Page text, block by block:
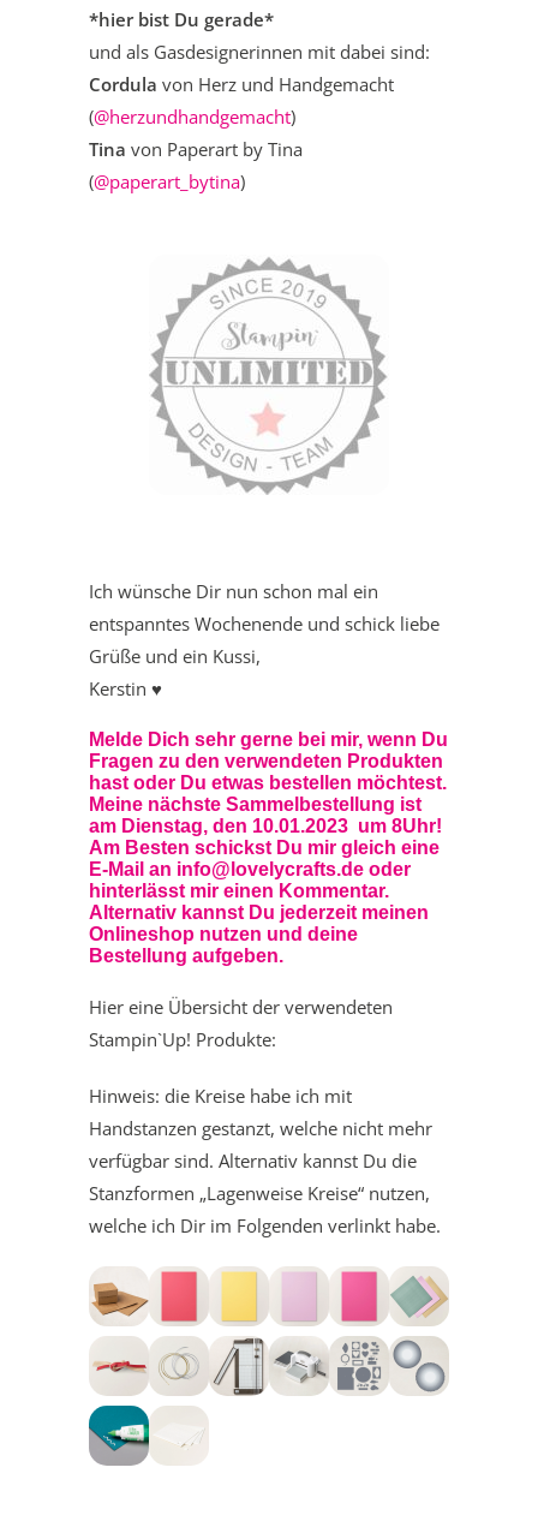
*hier bist Du gerade*
und als Gasdesignerinnen mit dabei sind:
Cordula von Herz und Handgemacht
(@herzundhandgemacht)
Tina von Paperart by Tina
(@paperart_bytina)
Ich wünsche Dir nun schon mal ein
entspanntes Wochenende und schick liebe
Grüße und ein Kussi,
Kerstin ♥
Melde Dich sehr gerne bei mir, wenn Du
Fragen zu den verwendeten Produkten
hast oder Du etwas bestellen möchtest.
Meine nächste Sammelbestellung ist
am Dienstag, den 10.01.2023 um 8Uhr!
Am Besten schickst Du mir gleich eine
E-Mail an info@lovelycrafts.de oder
hinterlässt mir einen Kommentar.
Alternativ kannst Du jederzeit meinen
Onlineshop nutzen und deine
Bestellung aufgeben.
Hier eine Übersicht der verwendeten
Stampin`Up! Produkte:
Hinweis: die Kreise habe ich mit
Handstanzen gestanzt, welche nicht mehr
verfügbar sind. Alternativ kannst Du die
Stanzformen „Lagenweise Kreise“ nutzen,
welche ich Dir im Folgenden verlinkt habe.